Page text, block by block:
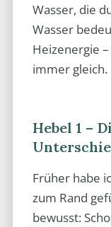
Wasser, die
Wasser
Heizenergie
immer gleich.
Hebel 1 –
Früher habe
zum Rand
bewusst: